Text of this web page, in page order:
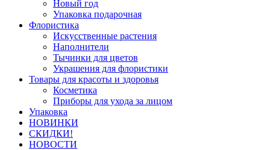
Новый год
Упаковка подарочная
Флористика
Искусственные растения
Наполнители
Тычинки для цветов
Украшения для флористики
Товары для красоты и здоровья
Косметика
Приборы для ухода за лицом
Упаковка
НОВИНКИ
СКИДКИ!
НОВОСТИ